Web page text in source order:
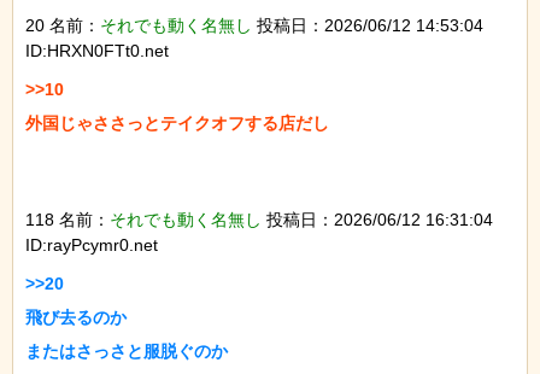
20 名前： それでも動く名無し 投稿日：2026/06/12 14:53:04
ID:HRXN0FTt0.net
>>10
外国じゃささっとテイクオフする店だし
118 名前： それでも動く名無し 投稿日：2026/06/12 16:31:04
ID:rayPcymr0.net
>>20
飛び去るのか
またはさっさと服脱ぐのか